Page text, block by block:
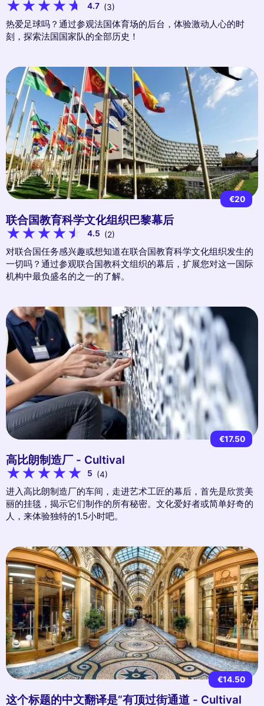
4.7 (3)
热爱足球吗？通过参观法国体育场的后台，体验激动人心的时
刻，探索法国国家队的全部历史！
€20
联合国教育科学文化组织巴黎幕后
4.5 (2)
对联合国任务感兴趣或想知道在联合国教育科学文化组织发生的
一切吗？通过参观联合国教科文组织的幕后，扩展您对这一国际
机构中最负盛名的之一的了解。
€17.50
高比朗制造厂 - Cultival
5 (4)
进入高比朗制造厂的车间，走进艺术工匠的幕后，首先是欣赏美
丽的挂毯，揭示它们制作的所有秘密。文化爱好者或简单好奇的
人，来体验独特的1.5小时吧。
€14.50
这个标题的中文翻译是“有顶过街通道 - Cultival